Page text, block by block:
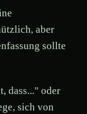
aber
sollte
dass..." oder
sich von